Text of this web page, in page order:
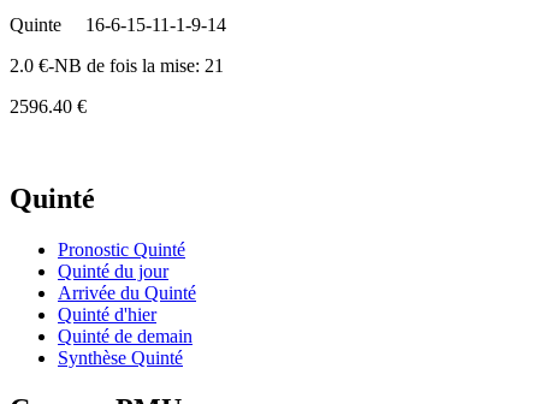
Quinte
16-6-15-11-1-9-14
2.0 €-NB de fois la mise: 21
2596.40 €
Quinté
Pronostic Quinté
Quinté du jour
Arrivée du Quinté
Quinté d'hier
Quinté de demain
Synthèse Quinté